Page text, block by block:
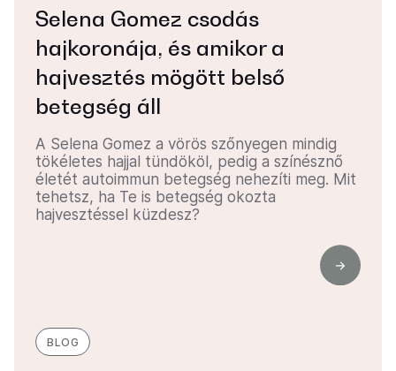
Selena Gomez csodás
hajkoronája, és amikor a
hajvesztés mögött belső
betegség áll
A Selena Gomez a vörös szőnyegen mindig
tökéletes hajjal tündököl, pedig a színésznő
életét autoimmun betegség nehezíti meg. Mit
tehetsz, ha Te is betegség okozta
hajvesztéssel küzdesz?
BLOG